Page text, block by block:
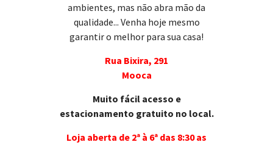
ambientes, mas não abra mão da
qualidade... Venha hoje mesmo
garantir o melhor para sua casa!
Rua Bixira, 291
Mooca
Muito fácil acesso e
estacionamento gratuito no local.
Loja aberta de 2ª à 6ª das 8:30 as